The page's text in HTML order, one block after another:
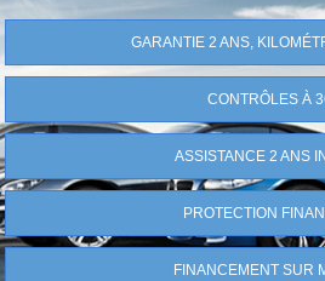
GARANTIE 2 ANS,
CONTRÔLES À
ASSISTANCE 2 ANS
PROTECTION
FINANCEMENT SUR